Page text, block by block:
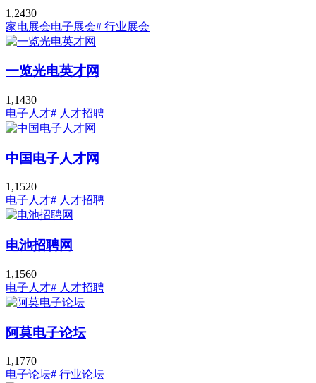
1,2430
家电展会电子展会# 行业展会
一览光电英才网
1,1430
电子人才# 人才招聘
中国电子人才网
1,1520
电子人才# 人才招聘
电池招聘网
1,1560
电子人才# 人才招聘
阿莫电子论坛
1,1770
电子论坛# 行业论坛